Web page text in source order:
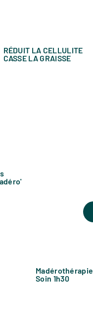
RÉDUIT LA CELLULITE
CASSE LA GRAISSE
Madérothérapie
Soin 1h30